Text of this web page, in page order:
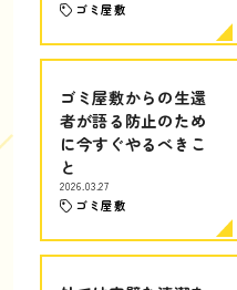
ゴミ屋敷
ゴミ屋敷からの生還
者が語る防止のため
に今すぐやるべきこ
と
2026.03.27
ゴミ屋敷